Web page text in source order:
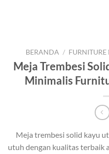
BERANDA / FURNITURE
Meja Trembesi
Minimalis
Meja trembesi solid kayu
utuh dengan kualitas terbaik